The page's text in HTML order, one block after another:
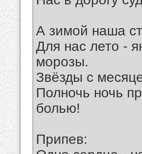
А зимой наша
Для нас лето -
морозы.
Звёзды с
Полночь ночь
болью!
Припев: